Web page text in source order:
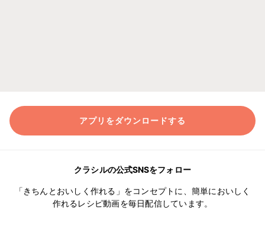
アプリをダウンロードする
クラシルの公式SNSをフォロー
「きちんとおいしく作れる」をコンセプトに、簡単においしく
作れるレシピ動画を毎日配信しています。